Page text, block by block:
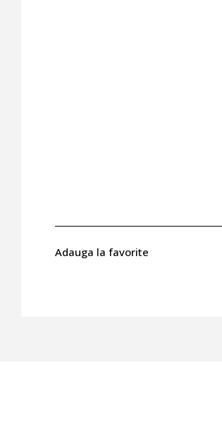
Adauga la favorite